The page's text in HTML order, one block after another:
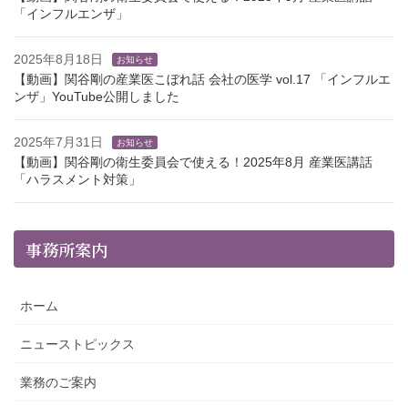
「インフルエンザ」
2025年8月18日 お知らせ
【動画】関谷剛の産業医こぼれ話 会社の医学 vol.17 「インフルエ
ンザ」YouTube公開しました
2025年7月31日 お知らせ
【動画】関谷剛の衛生委員会で使える！2025年8月 産業医講話
「ハラスメント対策」
事務所案内
ホーム
ニューストピックス
業務のご案内